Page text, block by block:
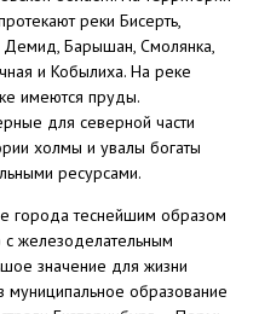
реки Бисерть,
Демид, Барышан, Смолянка,
и Кобылиха. На реке
имеются пруды.
для северной части
холмы и увалы богаты
ресурсами.
города теснейшим образом
с железоделательным
значение для жизни
муниципальное образование